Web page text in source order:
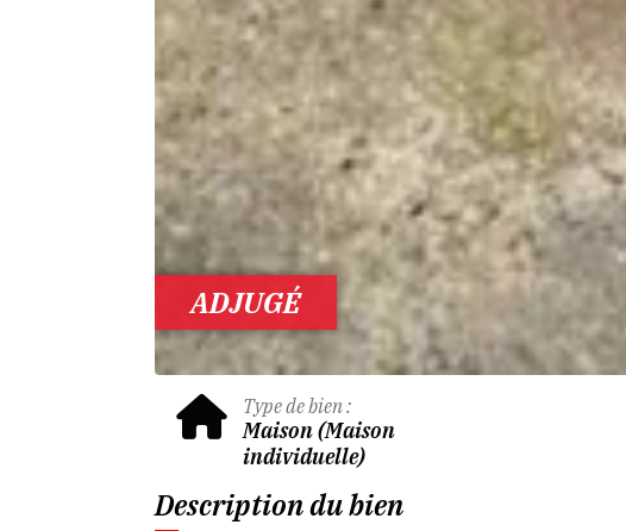
ADJUGÉ
Type de bien :
Maison (Maison
individuelle)
Description du bien